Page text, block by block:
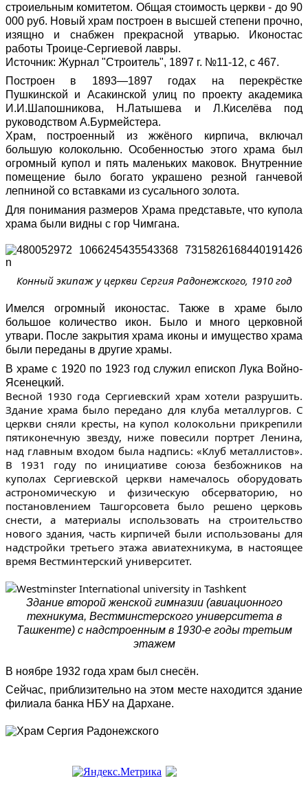
строиельным комитетом. Общая стоимость церкви - до 90
000 руб. Новый храм построен в высшей степени прочно,
изящно и снабжен прекрасной утварью. Иконостас
работы Троице-Сергиевой лавры.
Источник: Журнал "Строитель", 1897 г. №11-12, с 467.
Построен в 1893—1897 годах на перекрёстке
Пушкинской и Асакинской улиц по проекту академика
И.И.Шапошникова, Н.Латышева и Л.Киселёва под
руководством А.Бурмейстера.
Храм, построенный из жжёного кирпича, включал
большую колокольню. Особенностью этого храма был
огромный купол и пять маленьких маковок. Внутренние
помещение было богато украшено резной ганчевой
лепниной со вставками из сусального золота.
Для понимания размеров Храма представьте, что купола
храма были видны с гор Чимгана.
Конный экипаж у церкви Сергия Радонежского, 1910 год
Имелся огромный иконостас. Также в храме было
большое количество икон. Было и много церковной
утвари. После закрытия храма иконы и имущество храма
были переданы в другие храмы.
В храме с 1920 по 1923 год служил епископ Лука Войно-
Ясенецкий.
Весной 1930 года Сергиевский храм хотели разрушить.
Здание храма было передано для клуба металлургов. С
церкви сняли кресты, на купол колокольни прикрепили
пятиконечную звезду, ниже повесили портрет Ленина,
над главным входом была надпись: «Клуб металлистов».
В 1931 году по инициативе союза безбожников на
куполах Сергиевской церкви намечалось оборудовать
астрономическую и физическую обсерваторию, но
постановлением Ташгорсовета было решено церковь
снести, а материалы использовать на строительство
нового здания, часть кирпичей были использованы для
надстройки третьего этажа авиатехникума, в настоящее
время Вестминтерский университет.
Здание второй женской гимназии (авиационного
техникума, Вестминстерского университета в
Ташкенте) с надстроенным в 1930-е годы третьим
этажем
В ноябре 1932 года храм был снесён.
Сейчас, приблизительно на этом месте находится здание
филиала банка НБУ на Дархане.